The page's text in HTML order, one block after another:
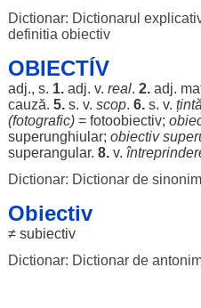
Dictionar: Dictionarul
definitia obiectiv
OBIECTÍV
adj., s. 1.adj. v. real. 2.adj.
cauză. 5.s. v. scop. 6.s. v. țintă
(fotografic)= fotoobiectiv;
superunghiular; obiectiv
superangular. 8.v.
Dictionar: Dictionar de
Obiectiv
≠ subiectiv
Dictionar: Dictionar de